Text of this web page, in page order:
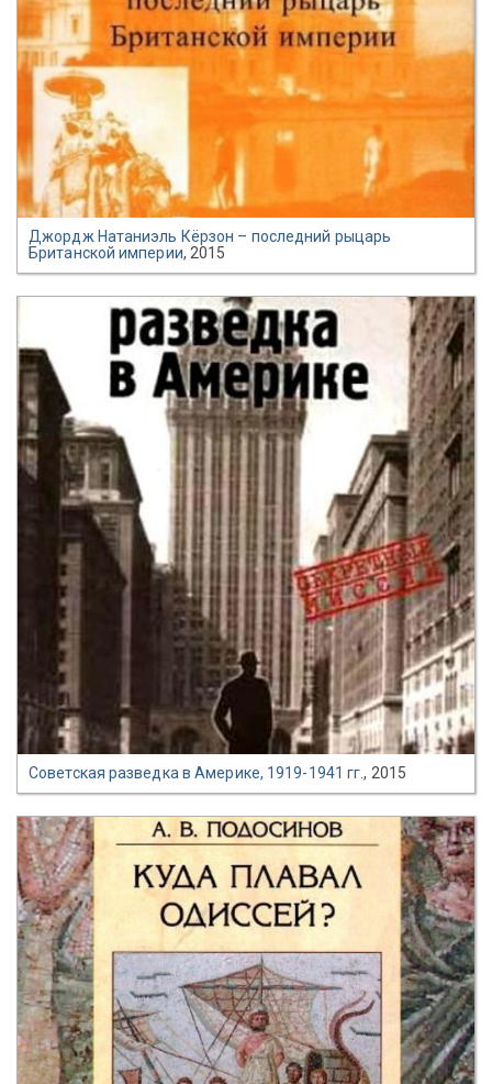
Джордж Натаниэль Кёрзон – последний рыцарь
Британской империи, 2015
Советская разведка в Америке, 1919-1941 гг., 2015